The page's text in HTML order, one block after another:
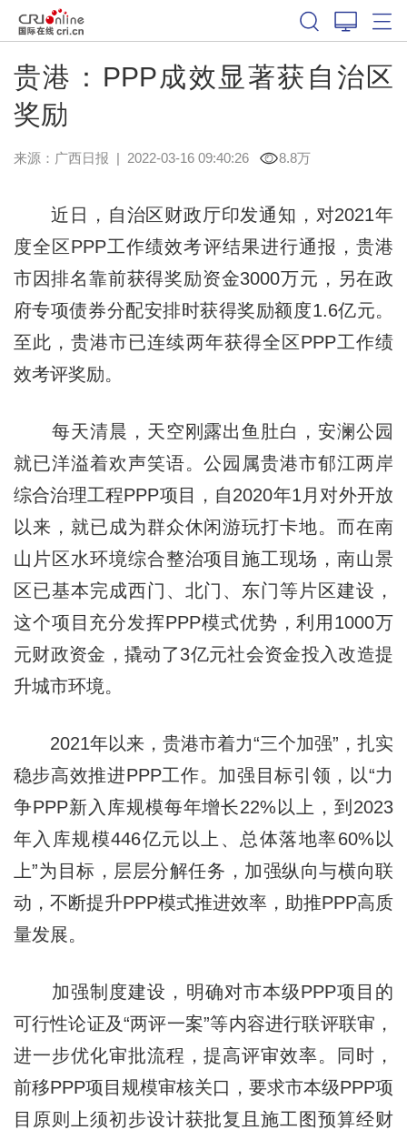
贵港：PPP成效显著获自治区
奖励
来源： 广西日报 | 2022-03-16 09:40:26 8.8万
近日，自治区财政厅印发通知，对2021年
度全区PPP工作绩效考评结果进行通报，贵港
市因排名靠前获得奖励资金3000万元，另在政
府专项债券分配安排时获得奖励额度1.6亿元。
至此，贵港市已连续两年获得全区PPP工作绩
效考评奖励。
每天清晨，天空刚露出鱼肚白，安澜公园
就已洋溢着欢声笑语。公园属贵港市郁江两岸
综合治理工程PPP项目，自2020年1月对外开放
以来，就已成为群众休闲游玩打卡地。而在南
山片区水环境综合整治项目施工现场，南山景
区已基本完成西门、北门、东门等片区建设，
这个项目充分发挥PPP模式优势，利用1000万
元财政资金，撬动了3亿元社会资金投入改造提
升城市环境。
2021年以来，贵港市着力“三个加强”，扎实
稳步高效推进PPP工作。加强目标引领，以“力
争PPP新入库规模每年增长22%以上，到2023
年入库规模446亿元以上、总体落地率60%以
上”为目标，层层分解任务，加强纵向与横向联
动，不断提升PPP模式推进效率，助推PPP高质
量发展。
加强制度建设，明确对市本级PPP项目的
可行性论证及“两评一案”等内容进行联评联审，
进一步优化审批流程，提高评审效率。同时，
前移PPP项目规模审核关口，要求市本级PPP项
目原则上须初步设计获批复且施工图预算经财